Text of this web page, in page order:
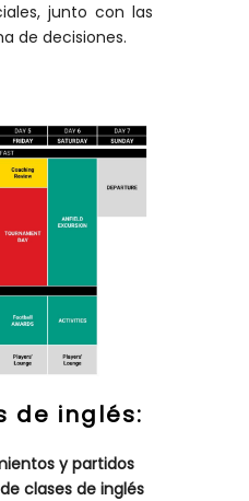
junto con las
de decisiones.
de inglés:
y partidos
clases de inglés